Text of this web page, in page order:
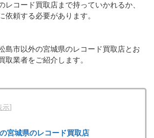
レコード買取店まで持っていかれるか、
依頼する必要があります。
島市以外の宮城県のレコード買取店とお
取業者をご紹介します。
示]
宮城県のレコード買取店